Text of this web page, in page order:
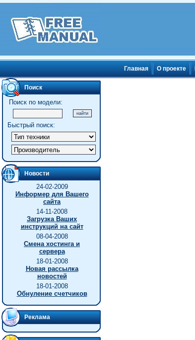
Главная О проекте
Поиск
Поиск по модели:
Быстрый поиск:
Новости
24-02-2009
Информер для Вашего
сайта
14-11-2008
Загрузка Ваших
инструкций на сайт
08-04-2008
Смена хостинга и
сервера
18-01-2008
Новая рассылка
новостей
18-01-2008
Обнуление счетчиков
Реклама